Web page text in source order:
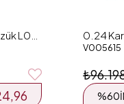
V005615
%60